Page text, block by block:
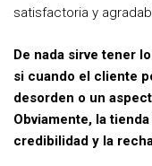
satisfactoria y
De nada sirve tener
si cuando el cliente
desorden o un
Obviamente, la
credibilidad y la